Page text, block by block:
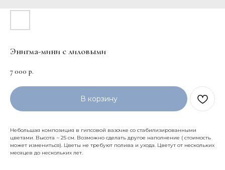
Энигма-мини с лиловыми
7 000 р.
В корзину
Небольшая композиция в гипсовой вазочке со стабилизированными
цветами. Высота ~ 25 см. Возможно сделать другое наполнение ( стоимость
может измениться). Цветы не требуют полива и ухода. Цветут от нескольких
месяцев до нескольких лет.